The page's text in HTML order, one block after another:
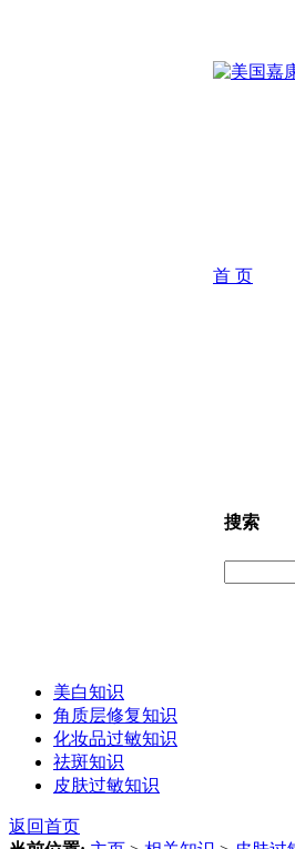
首 页
搜索
美白知识
角质层修复知识
化妆品过敏知识
祛斑知识
皮肤过敏知识
返回首页